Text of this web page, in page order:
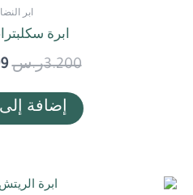
ابر
ابرة
3.200ر.س
إضافة